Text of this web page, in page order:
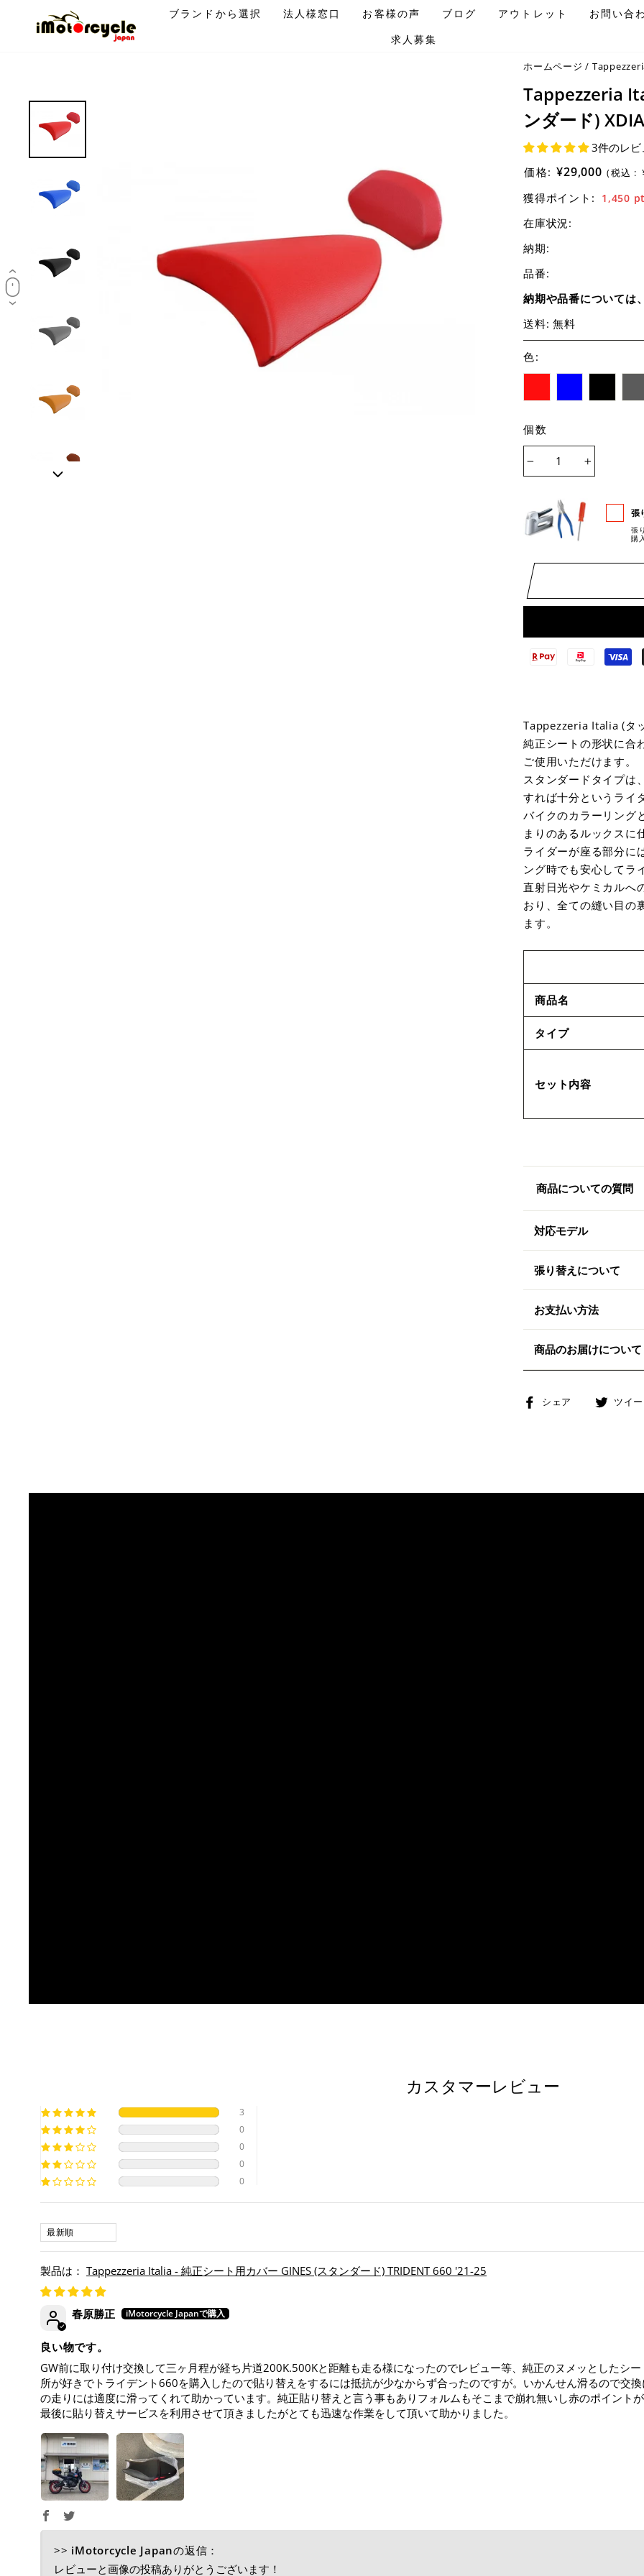
ブランドから選択 法人様窓口 お客様の声 ブログ アウトレット
お問い合
求人募集
ホームページ /
Tappezzeria
ンダード)
3件のレビ
価格: ¥29,000 (税込 :
獲得ポイント: 1,450 pt
在庫状況:
納期:
品番:
納期や品番については
送料: 無料
色:
個数
張
張
購
Tappezzeria Italia (タ
純正シートの形状に合
ご使用いただけます。
スタンダードタイプは
すれば十分というライ
バイクのカラーリング
まりのあるルックスに
ライダーが座る部分に
ング時でも安心してラ
直射日光やケミカルへ
おり、全ての縫い目の
ます。
商品名
タイプ
セット内容
商品についての質問
対応モデル
張り替えについて
お支払い方法
商品のお届けについて
シェア
Facebook
す
ツイー
カスタマーレビュー
3
0
0
0
0
SORT BY
Tappezzeria Italia - 純正シート用カバー GINES (スタンダード) TRIDENT 660 '21-25
春原勝正
良い物です。
GW前に取り付け交換して三ヶ月程が経ち片道200K.500Kと距離も走る様になったのでレビュー等、純正のヌメッとしたシ
所が好きでトライデント660を購入したので貼り替えをするには抵抗が少なからず合ったのですが。いかんせん滑るので交
の走りには適度に滑ってくれて助かっています。純正貼り替えと言う事もありフォルムもそこまで崩れ無いし赤のポイント
最後に貼り替えサービスを利用させて頂きましたがとても迅速な作業をして頂いて助かりました。
>> iMotorcycle Japanの返信：
レビューと画像の投稿ありがとうございます！